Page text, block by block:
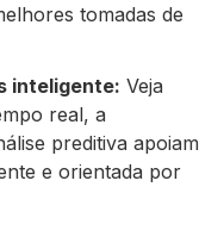
tomadas de
inteligente: Veja
real, a
preditiva apoiam
e orientada por